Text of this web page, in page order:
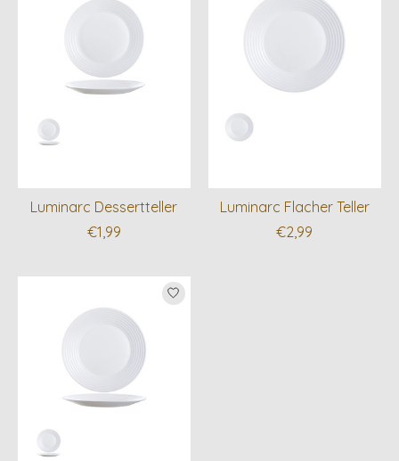
Luminarc Dessertteller
€1,99
Luminarc Flacher Teller
€2,99